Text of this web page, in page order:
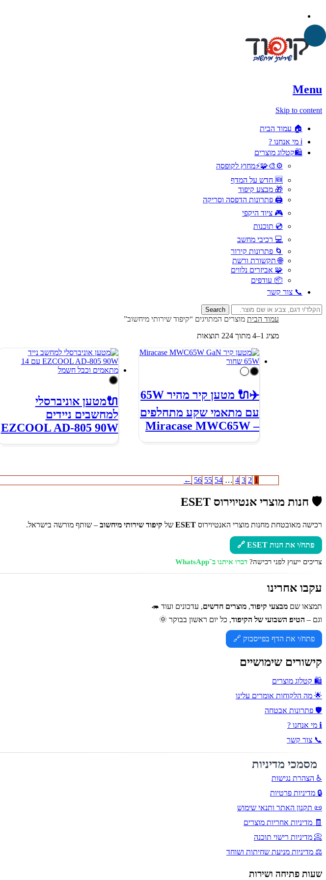
Menu
Skip to content
🏠 עמוד הבית
ℹ️ מי אנחנו ?
🛍️קטלוג מוצרים
⚙️🎨🧩⚡️מחוץ לקופסה
🆕 חדש על המדף
🎁 מבצע קיפוד
🖨️ פתרונות הדפסה וסריקה
🎮 ציוד היקפי
💿 תוכנות
💻 רכיבי מחשב
🌀 פתרונות קירור
🌐 תקשורת ורשת
🧩 אביזרים נלווים
📦 עודפים
📞 צור קשר
Search
for:
עמוד הבית מוצרים המתויגים “קיפוד שירותי מיחשוב”
מציג 1–4 מתוך 224 תוצאות
הפריט
✈️🔌 מטען קיר מהיר 65W
עם מתאמי שקע מתחלפים
– Miracase MWC65W
🔌מטען אוניברסלי
למחשבים ניידים
EZCOOL AD-805 90W
1
2
3
4
…
54
55
56
←
🛡️ חנות מוצרי אנטיוירוס ESET
רכישה מאובטחת מחנות מוצרי האנטיוירוס ESET של קיפוד שירותי מיחשוב – שותף מורשה בישראל.
פתח/י את חנות ESET 🔗
צריכים ייעוץ לפני רכישה? דברו איתנו ב־WhatsApp
עקבו אחרינו
תמצאו שם מבצעי קיפוד, מוצרים חדשים, עדכונים ועוד 🦔
וגם – הטיפ השבועי של הקיפוד, כל יום ראשון בבוקר 🌞
פתח/י את הדף בפייסבוק 🔗
קישורים שימושיים
🛍️ קטלוג מוצרים
🌟 מה הלקוחות אומרים עלינו
🛡️ פתרונות אבטחה
ℹ️ מי אנחנו ?
📞 צור קשר
מסמכי מדיניות
♿ הצהרת נגישות
🔒 מדיניות פרטיות
📜 תקנון האתר ותנאי שימוש
🧾 מדיניות אחריות מוצרים
📀 מדיניות רישוי תוכנה
⚖️ מדיניות מניעת שחיתות ושוחד
שעות פתיחה ושירות